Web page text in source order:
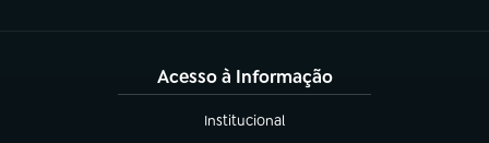
Acesso à Informação
Institucional
(abre em nova aba)